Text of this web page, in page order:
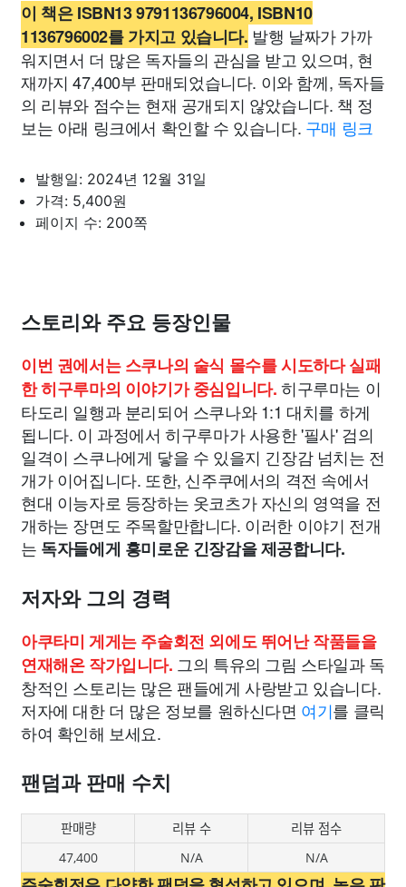
이 책은 ISBN13 9791136796004, ISBN10
1136796002를 가지고 있습니다. 발행 날짜가 가까
워지면서 더 많은 독자들의 관심을 받고 있으며, 현
재까지 47,400부 판매되었습니다. 이와 함께, 독자들
의 리뷰와 점수는 현재 공개되지 않았습니다. 책 정
보는 아래 링크에서 확인할 수 있습니다. 구매 링크
발행일: 2024년 12월 31일
가격: 5,400원
페이지 수: 200쪽
스토리와 주요 등장인물
이번 권에서는 스쿠나의 술식 몰수를 시도하다 실패
한 히구루마의 이야기가 중심입니다.히구루마는 이
타도리 일행과 분리되어 스쿠나와 1:1 대치를 하게
됩니다. 이 과정에서 히구루마가 사용한 '필사' 검의
일격이 스쿠나에게 닿을 수 있을지 긴장감 넘치는 전
개가 이어집니다. 또한, 신주쿠에서의 격전 속에서
현대 이능자로 등장하는 옷코츠가 자신의 영역을 전
개하는 장면도 주목할만합니다. 이러한 이야기 전개
는 독자들에게 흥미로운 긴장감을 제공합니다.
저자와 그의 경력
아쿠타미 게게는 주술회전 외에도 뛰어난 작품들을
연재해온 작가입니다. 그의 특유의 그림 스타일과 독
창적인 스토리는 많은 팬들에게 사랑받고 있습니다.
저자에 대한 더 많은 정보를 원하신다면 여기를 클릭
하여 확인해 보세요.
팬덤과 판매 수치
판매량 리뷰 수
리뷰 점수
47,400
N/A N/A